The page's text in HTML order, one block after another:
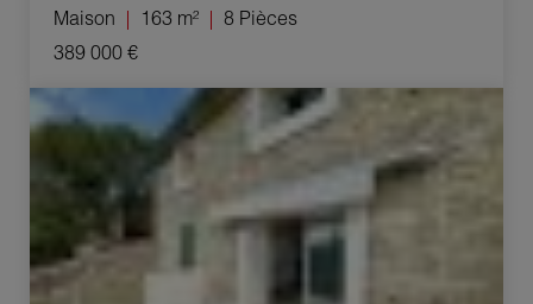
Maison 163 m²
8 Pièces
389 000 €
Vente Maison Moussac 5 Pièces 120 m²